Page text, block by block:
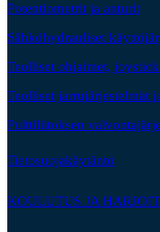
Potentiometrit ja anturit
Sähköhydrauliset
Teolliset ohjaimet,
Teolliset jarrujärjestelmät
Pulttiliitoksen
Tietosuojakäytäntö
KOULUTUS JA